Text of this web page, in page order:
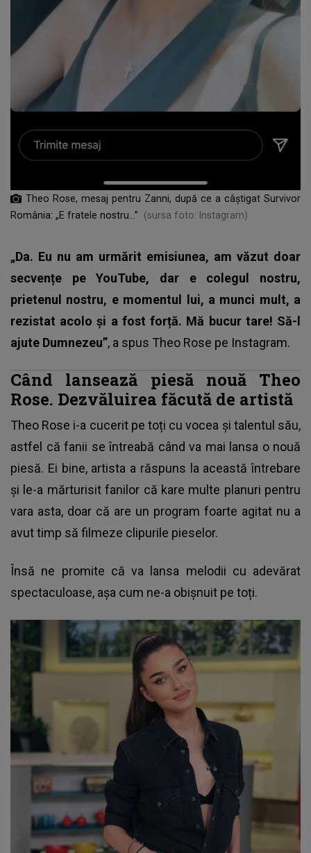
Theo Rose, mesaj pentru Zanni, după ce a câștigat Survivor
România: „E fratele nostru...”
(sursa foto: Instagram)
„Da. Eu nu am urmărit emisiunea, am văzut doar
secvențe pe YouTube, dar e colegul nostru,
prietenul nostru, e momentul lui, a munci mult, a
rezistat acolo și a fost forță. Mă bucur tare! Să-l
ajute Dumnezeu”, a spus Theo Rose pe Instagram.
Când lansează piesă nouă Theo
Rose. Dezvăluirea făcută de artistă
Theo Rose i-a cucerit pe toți cu vocea și talentul său,
astfel că fanii se întreabă când va mai lansa o nouă
piesă. Ei bine, artista a răspuns la această întrebare
și le-a mărturisit fanilor că kare multe planuri pentru
vara asta, doar că are un program foarte agitat nu a
avut timp să filmeze clipurile pieselor.
Însă ne promite că va lansa melodii cu adevărat
spectaculoase, așa cum ne-a obișnuit pe toți.